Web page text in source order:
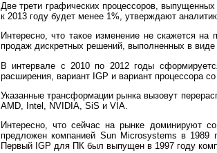
Две трети графических процессоров,
к 2013 году будет менее 1%, утверждают
Интересно, что такое изменение не скажется
продаж дискретных решений, выполненных в
В интервале с 2010 по 2012 годы
расширения, вариант IGP и вариант процессора
Указанные трансформации рынка вызовут
AMD, Intel, NVIDIA, SiS и VIA.
Интересно, что сейчас на рынке доминируют
предложен компанией Sun Microsystems в
Первый IGP для ПК был выпущен в 1997 году